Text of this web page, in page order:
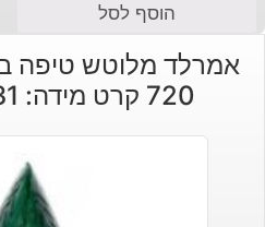
הוסף לסל
אמרלד מלוטש טיפה
720 קרט מידה: 76x40x31 מ"מ